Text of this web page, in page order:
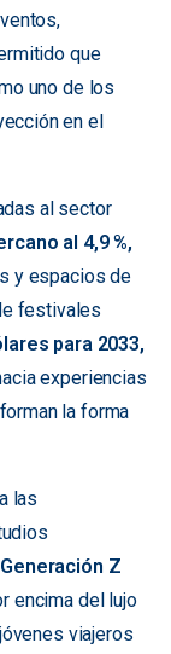
que
uno de los
en el
al sector
al 4,9 %,
y espacios de
festivales
para 2033,
experiencias
la forma
las
Z
encima del lujo
viajeros